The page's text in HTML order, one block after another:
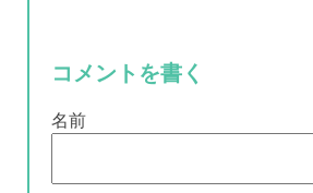
コメントを書く
名前